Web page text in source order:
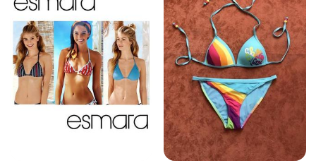
295 грн 17 550 грн 1
Cropp
Раздельный купальник
бикини cropp